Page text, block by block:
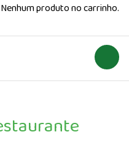
Nenhum produto no carrinho.